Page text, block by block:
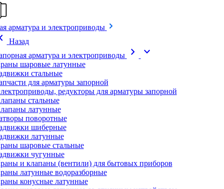
арматура и электроприводы
Назад
арматура и электроприводы
chevron_right expand_more
шаровые латунные
стальные
для арматуры запорной
редукторы для арматуры запорной
стальные
латунные
поворотные
шиберные
латунные
шаровые стальные
чугунные
и клапаны (вентили) для бытовых приборов
латунные водоразборные
конусные латунные